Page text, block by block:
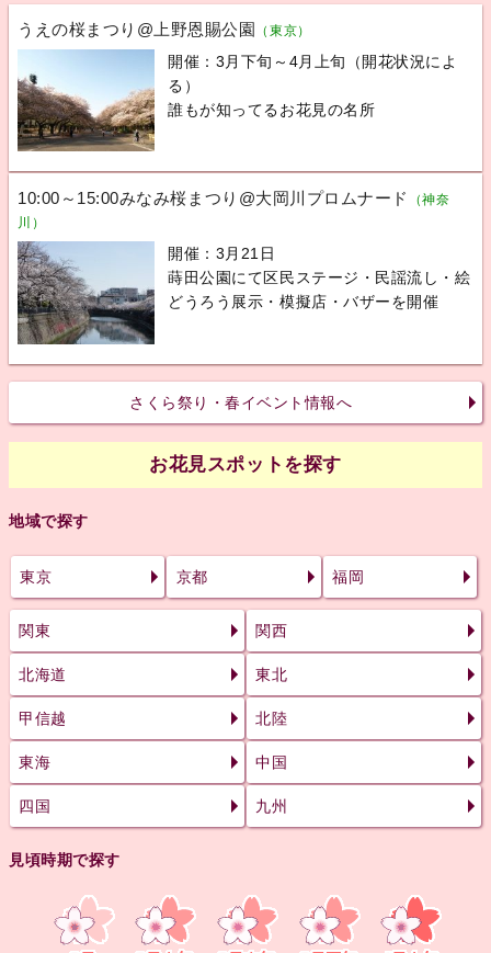
うえの桜まつり@上野恩賜公園 （東京）
開催：3月下旬～4月上旬（開花状況によ
る）
誰もが知ってるお花見の名所
10:00～15:00みなみ桜まつり@大岡川プロムナード
（神奈
川）
開催：3月21日
蒔田公園にて区民ステージ・民謡流し・絵
どうろう展示・模擬店・バザーを開催
さくら祭り・春イベント情報へ
お花見スポットを探す
地域で探す
東京 京都 福岡
関東 関西
北海道 東北
甲信越 北陸
東海 中国
四国 九州
見頃時期で探す